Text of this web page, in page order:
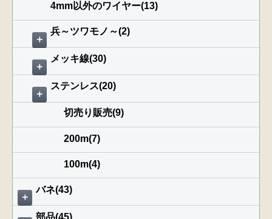
4mm以外のワイヤー(13)
＋
兵～ツワモノ～(2)
＋
メッキ線(30)
＋
ステンレス(20)
切売り販売(9)
200m(7)
100m(4)
＋
バネ(43)
部品(45)